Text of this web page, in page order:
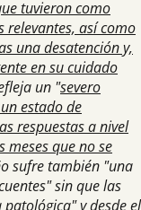
tuvieron como
relevantes, así como
una desatención y,
en su cuidado
un "severo
estado de
respuestas a nivel
meses que no se
sufre también "una
sin que las
y desde el